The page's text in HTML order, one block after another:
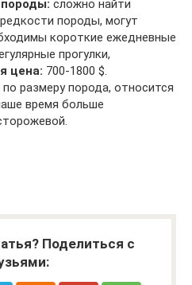
сложно найти
породы, могут
короткие ежедневные
прогулки,
цена: 700-1800 $.
размеру порода, относится
время больше
Поделиться с